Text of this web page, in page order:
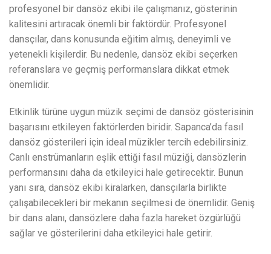
profesyonel bir dansöz ekibi ile çalışmanız, gösterinin
kalitesini artıracak önemli bir faktördür. Profesyonel
dansçılar, dans konusunda eğitim almış, deneyimli ve
yetenekli kişilerdir. Bu nedenle, dansöz ekibi seçerken
referanslara ve geçmiş performanslara dikkat etmek
önemlidir.
Etkinlik türüne uygun müzik seçimi de dansöz gösterisinin
başarısını etkileyen faktörlerden biridir. Sapanca’da fasıl
dansöz gösterileri için ideal müzikler tercih edebilirsiniz.
Canlı enstrümanların eşlik ettiği fasıl müziği, dansözlerin
performansını daha da etkileyici hale getirecektir. Bunun
yanı sıra, dansöz ekibi kiralarken, dansçılarla birlikte
çalışabilecekleri bir mekanın seçilmesi de önemlidir. Geniş
bir dans alanı, dansözlere daha fazla hareket özgürlüğü
sağlar ve gösterilerini daha etkileyici hale getirir.